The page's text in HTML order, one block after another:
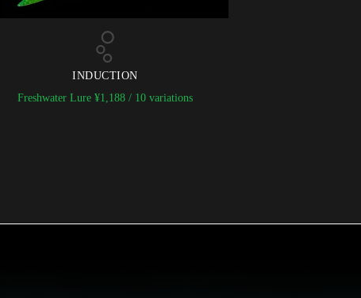
INDUCTION
Freshwater Lure ¥1,188 / 10 variations